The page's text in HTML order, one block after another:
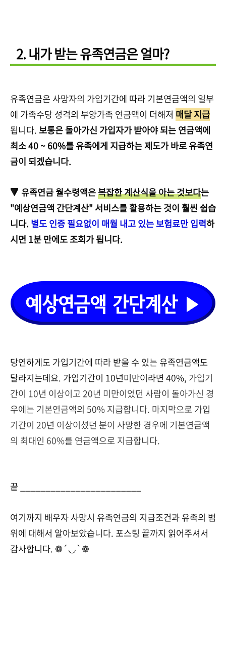
2. 내가 받는 유족연금은 얼마?
유족연금은 사망자의 가입기간에 따라 기본연금액의 일부
에 가족수당 성격의 부양가족 연금액이 더해져 매달 지급
됩니다. 보통은 돌아가신 가입자가 받아야 되는 연금액에
최소 40 ~ 60%를 유족에게 지급하는 제도가 바로 유족연
금이 되겠습니다.
🔻 유족연금 월수령액은복잡한 계산식을 아는 것보다는
"예상연금액 간단계산" 서비스를 활용하는 것이 훨씬 쉽습
니다. 별도 인증 필요없이 매월 내고 있는 보험료만 입력하
시면 1분 만에도 조회가 됩니다.
당연하게도 가입기간에 따라 받을 수 있는 유족연금액도
달라지는데요. 가입기간이 10년미만이라면 40%, 가입기
간이 10년 이상이고 20년 미만이었던 사람이 돌아가신 경
우에는 기본연금액의 50% 지급합니다. 마지막으로 가입
기간이 20년 이상이셨던 분이 사망한 경우에 기본연금액
의 최대인 60%를 연금액으로 지급합니다.
끝 ________________________
여기까지 배우자 사망시 유족연금의 지급조건과 유족의 범
위에 대해서 알아보았습니다. 포스팅 끝까지 읽어주셔서
감사합니다. ❁´◡`❁